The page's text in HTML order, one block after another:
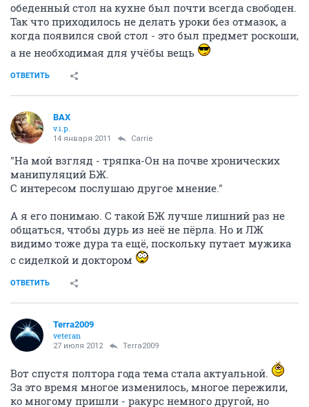
обеденный стол на кухне был почти всегда свободен.
Так что приходилось не делать уроки без отмазок, а
когда появился свой стол - это был предмет роскоши,
а не необходимая для учёбы вещь
ОТВЕТИТЬ
ВАХ
v.i.p.
14 января 2011 Carrie
"На мой взгляд - тряпка-Он на почве хронических
манипуляций БЖ.
С интересом послушаю другое мнение."
А я его понимаю. С такой БЖ лучше лишний раз не
общаться, чтобы дурь из неё не пёрла. Но и ЛЖ
видимо тоже дура та ещё, поскольку путает мужика
с сиделкой и доктором
ОТВЕТИТЬ
Terra2009
veteran
27 июля 2012 Terra2009
Вот спустя полтора года тема стала актуальной.
За это время многое изменилось, многое пережили,
ко многому пришли - ракурс немного другой, но